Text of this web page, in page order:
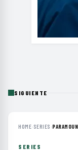
SIGUIENTE
HOME› SERIES ›
SERIES